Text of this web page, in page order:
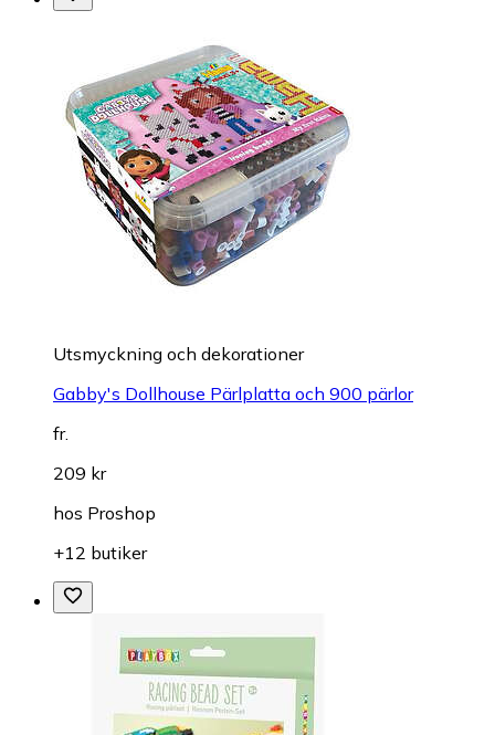
Utsmyckning och dekorationer
Gabby's Dollhouse Pärlplatta och 900 pärlor
fr.
209 kr
hos Proshop
+12 butiker